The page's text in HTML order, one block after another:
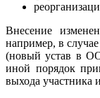
Внесение
например, в
(новый устав в
иной порядок
выхода